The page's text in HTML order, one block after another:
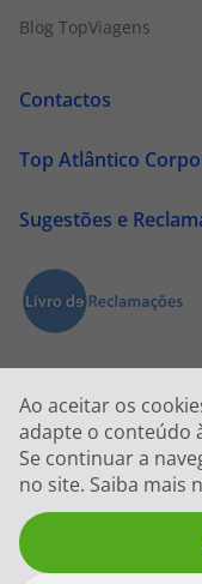
Ao aceitar os
adapte o conteúdo
Se continuar a
no site. Saiba mais
Blog TopViagens
Contactos
Top Atlântico
Sugestões e
2026 © Todos os